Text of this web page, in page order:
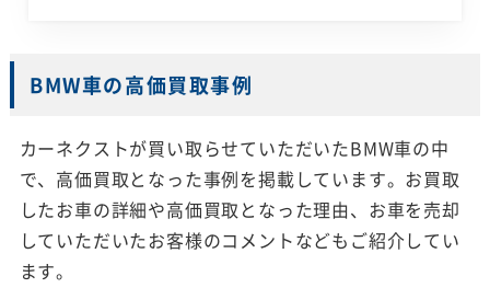
BMW車の高価買取事例
カーネクストが買い取らせていただいたBMW車の中
で、高価買取となった事例を掲載しています。お買取
したお車の詳細や高価買取となった理由、お車を売却
していただいたお客様のコメントなどもご紹介してい
ます。